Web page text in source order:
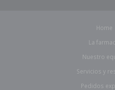
Home
La
Nuestro
Servicios y
Pedidos